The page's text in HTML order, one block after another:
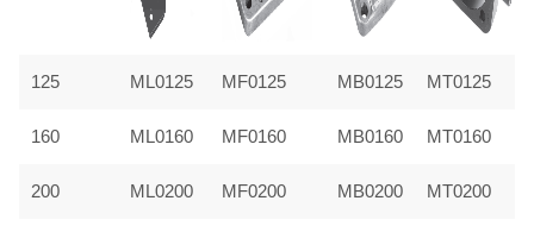
125 ML0125 MF0125 MB0125 MT0125
160 ML0160 MF0160 MB0160 MT0160
200 ML0200 MF0200 MB0200 MT0200